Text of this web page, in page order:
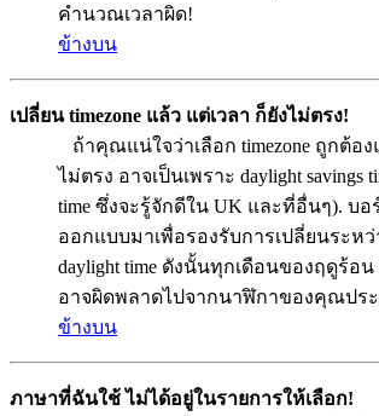
คำนวณเวลาผิด!
ข้างบน
เปลี่ยน timezone แล้ว แต่เวลา ก็ยังไม่ตรง!
ถ้าคุณแน่ใจว่าเลือก timezone ถูกต้อ
ไม่ตรง อาจเป็นเพราะ daylight savings
time ซึ่งจะรู้จักดีใน UK และที่อื่นๆ). บอ
ออกแบบมาเพื่อรองรับการเปลี่ยนระห
daylight time ดังนั้นทุกเดือนของฤดูร้อ
อาจผิดพลาดไปจากนาฬิกาของคุณปร
ข้างบน
ภาษาที่ฉันใช้ ไม่ได้อยู่ในรายการให้เลือก!